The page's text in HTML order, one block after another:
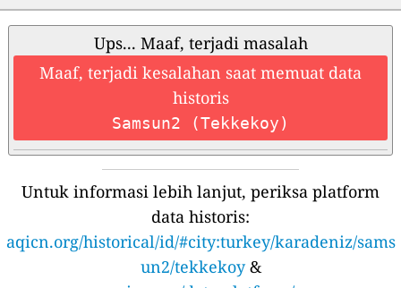
Ups... Maaf, terjadi masalah
Maaf, terjadi kesalahan saat memuat data
historis
Samsun2 (Tekkekoy)
Untuk informasi lebih lanjut, periksa platform
data historis:
aqicn.org/historical/id/#city:turkey/karadeniz/sams
un2/tekkekoy&